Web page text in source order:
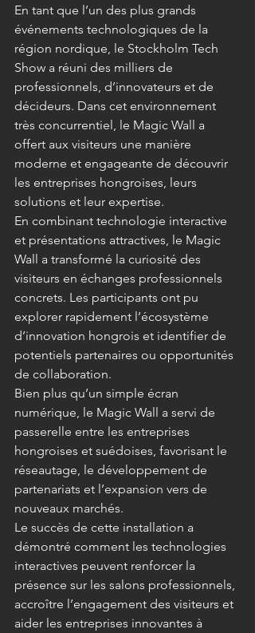
En tant que l’un des plus grands
événements technologiques de la
région nordique, le Stockholm Tech
Show a réuni des milliers de
professionnels, d’innovateurs et de
décideurs. Dans cet environnement
très concurrentiel, le Magic Wall a
offert aux visiteurs une manière
moderne et engageante de découvrir
les entreprises hongroises, leurs
solutions et leur expertise.
En combinant technologie interactive
et présentations attractives, le Magic
Wall a transformé la curiosité des
visiteurs en échanges professionnels
concrets. Les participants ont pu
explorer rapidement l’écosystème
d’innovation hongrois et identifier de
potentiels partenaires ou opportunités
de collaboration.
Bien plus qu’un simple écran
numérique, le Magic Wall a servi de
passerelle entre les entreprises
hongroises et suédoises, favorisant le
réseautage, le développement de
partenariats et l’expansion vers de
nouveaux marchés.
Le succès de cette installation a
démontré comment les technologies
interactives peuvent renforcer la
présence sur les salons professionnels,
accroître l’engagement des visiteurs et
aider les entreprises innovantes à